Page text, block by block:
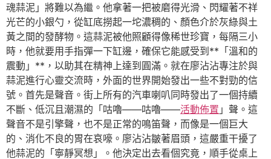
魂蒜泥」將難以為繼。他拿著一把被磨得光滑、閃耀著不祥
光芒的小銀勺，從缸底撈起一坨濃稠的、顏色介於灰綠與土
黃之間的發酵物。這蒜泥被他照顧得像稀世珍寶，每隔三小
時，他就要用手指彈一下缸邊，確保它能感受到**「溫和的
震動」**，以助其在精神上達到圓滿。就在廖沾沾專注於與
蒜泥進行心靈交流時，外面的世界開始發出一些不對勁的信
號。首先是聲音。街上所有的汽車喇叭同時發出了一個持續
不斷、低沉且潮濕的「咕嚕——咕嚕——活動佈置 」聲。這
聲音不是引擎聲，也不是正常的鳴笛聲，而像是一個巨大
的、消化不良的胃在哀嚎。廖沾沾皺著眉頭，這嚴重干擾了
他蒜泥的「寧靜冥想」。他決定出去看個究竟，順手從桌上